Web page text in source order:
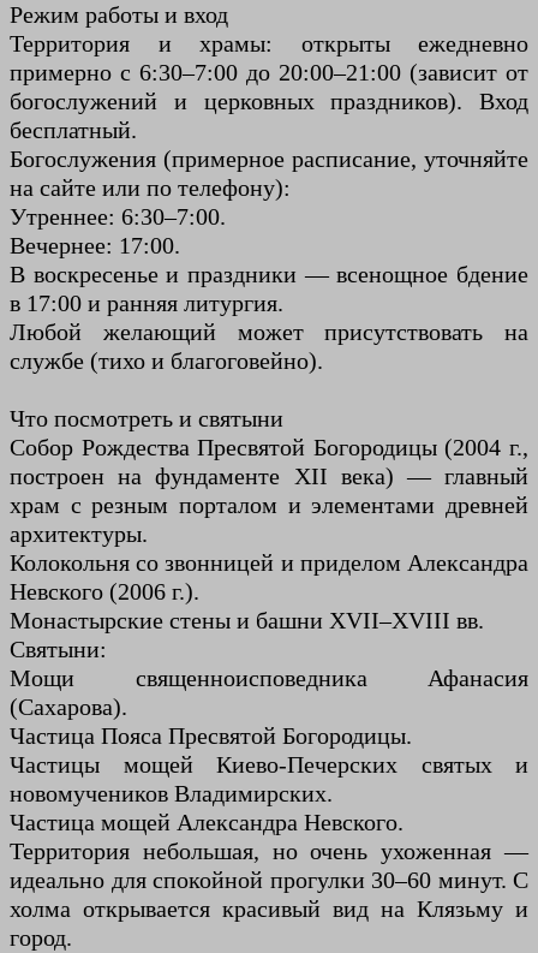
Режим работы и вход
Территория и храмы: открыты ежедневно
примерно с 6:30–7:00 до 20:00–21:00 (зависит от
богослужений и церковных праздников). Вход
бесплатный.
Богослужения (примерное расписание, уточняйте
на сайте или по телефону):
Утреннее: 6:30–7:00.
Вечернее: 17:00.
В воскресенье и праздники — всенощное бдение
в 17:00 и ранняя литургия.
Любой желающий может присутствовать на
службе (тихо и благоговейно).
Что посмотреть и святыни
Собор Рождества Пресвятой Богородицы (2004 г.,
построен на фундаменте XII века) — главный
храм с резным порталом и элементами древней
архитектуры.
Колокольня со звонницей и приделом Александра
Невского (2006 г.).
Монастырские стены и башни XVII–XVIII вв.
Святыни:
Мощи священноисповедника Афанасия
(Сахарова).
Частица Пояса Пресвятой Богородицы.
Частицы мощей Киево-Печерских святых и
новомучеников Владимирских.
Частица мощей Александра Невского.
Территория небольшая, но очень ухоженная —
идеально для спокойной прогулки 30–60 минут. С
холма открывается красивый вид на Клязьму и
город.